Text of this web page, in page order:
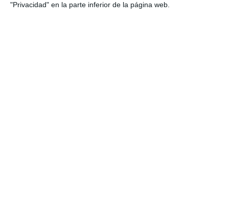
"Privacidad" en la parte inferior de la página web.